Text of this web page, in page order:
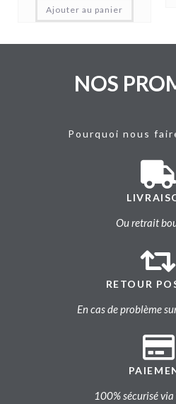
Ajouter au panier
NOS
Pourquoi nous
Ou retrait
RETOUR
En cas de problème
100% sécurisé via